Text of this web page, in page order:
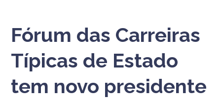
Fórum das Carreiras
Típicas de Estado
tem novo presidente